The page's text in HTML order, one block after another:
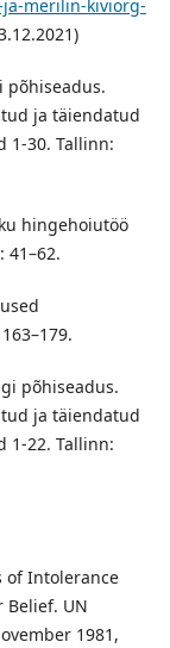
merilin-kiviorg-
põhiseadus.
ja täiendatud
1-30. Tallinn:
hingehoiutöö
41–62.
põhiseadus.
ja täiendatud
1-22. Tallinn:
of Intolerance
Belief. UN
1981,